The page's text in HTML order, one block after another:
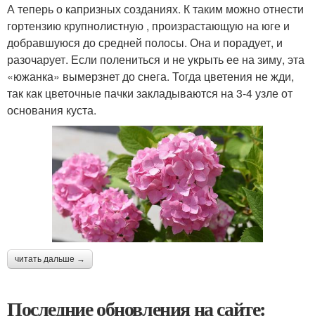
А теперь о капризных созданиях. К таким можно отнести
гортензию крупнолистную , произрастающую на юге и
добравшуюся до средней полосы. Она и порадует, и
разочарует. Если полениться и не укрыть ее на зиму, эта
«южанка» вымерзнет до снега. Тогда цветения не жди,
так как цветочные пачки закладываются на 3-4 узле от
основания куста.
читать дальше →
Последние обновления на сайте: